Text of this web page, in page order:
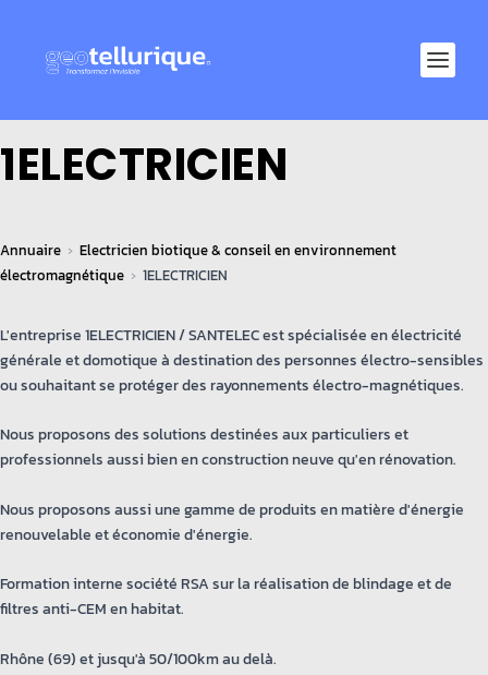
1ELECTRICIEN
Annuaire
Electricien biotique & conseil en environnement
électromagnétique
1ELECTRICIEN
L'entreprise 1ELECTRICIEN / SANTELEC est spécialisée en électricité
générale et domotique à destination des personnes électro-sensibles
ou souhaitant se protéger des rayonnements électro-magnétiques.
Nous proposons des solutions destinées aux particuliers et
professionnels aussi bien en construction neuve qu'en rénovation.
Nous proposons aussi une gamme de produits en matière d'énergie
renouvelable et économie d'énergie.
Formation interne société RSA sur la réalisation de blindage et de
filtres anti-CEM en habitat.
Rhône (69) et jusqu'à 50/100km au delà.